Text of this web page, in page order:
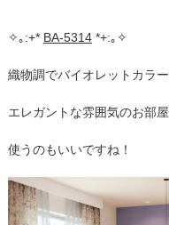
✧｡:+* BA-5314*+:｡✧
織物調でバイオレットカラー
エレガントな雰囲気のお部
使うのもいいですね！